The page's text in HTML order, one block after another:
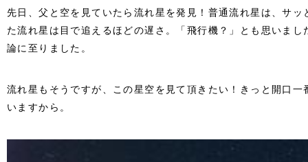
先日、父と空を見ていたら流れ星を発見！普通流れ星は、サ
た流れ星は目で追えるほどの遅さ。「飛行機？」とも思いま
論に至りました。
流れ星もそうですが、この星空を見て頂きたい！きっと開口
いますから。